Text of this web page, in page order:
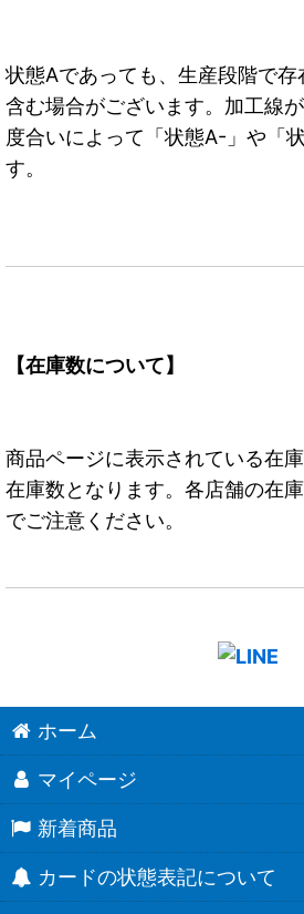
状態Aであっても、生産段階で存
含む場合がございます。加工線
度合いによって「状態A-」や「
す。
【在庫数について】
商品ページに表示されている在
在庫数となります。各店舗の在
でご注意ください。
ホーム
マイページ
新着商品
カードの状態表記について